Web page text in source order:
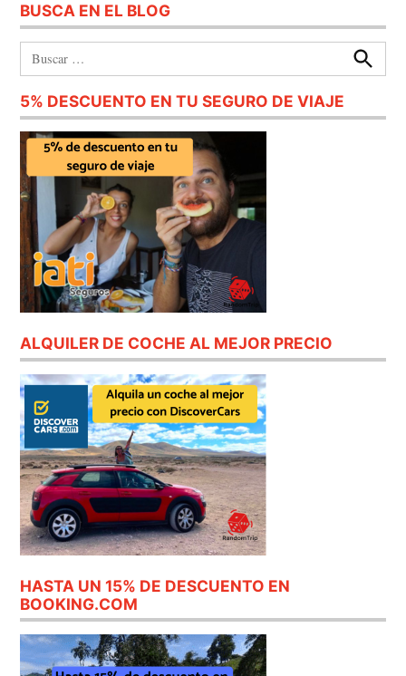
BUSCA EN EL BLOG
Buscar:
Buscar
5% DESCUENTO EN TU SEGURO DE VIAJE
ALQUILER DE COCHE AL MEJOR PRECIO
HASTA UN 15% DE DESCUENTO EN
BOOKING.COM